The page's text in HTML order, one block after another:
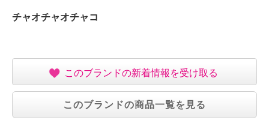
チャオチャオチャコ
このブランドの新着情報を受け取る
このブランドの商品一覧を見る